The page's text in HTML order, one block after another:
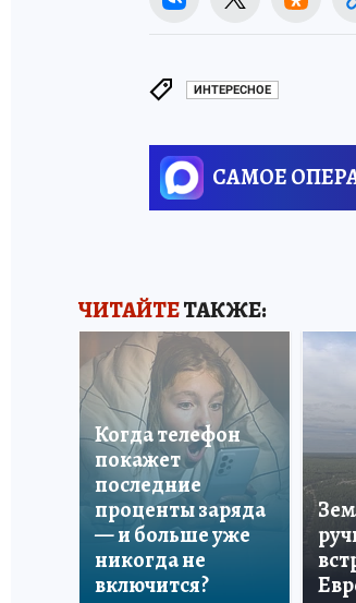
ИНТЕРЕСНОЕ
САМОЕ
ЧИТАЙТЕТАКЖЕ:
Когда телефон
покажет
последние
проценты заряда
— и больше уже
никогда не
включится?